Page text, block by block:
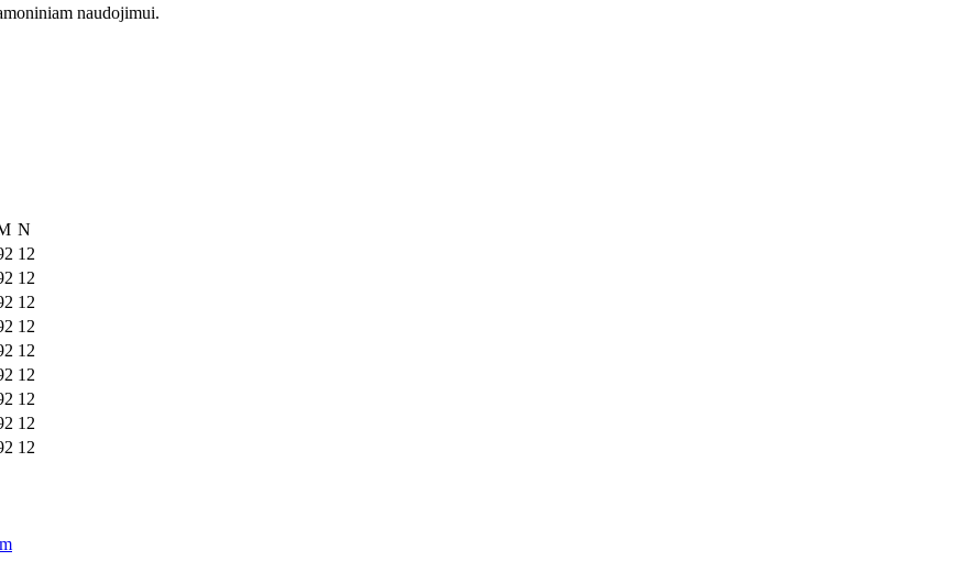
naudojimui.
N
12
12
12
12
12
12
12
12
12